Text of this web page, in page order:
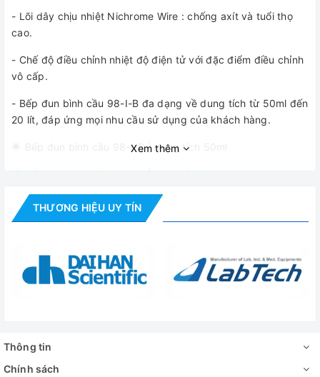
- Lõi dây chịu nhiệt Nichrome Wire : chống axít và tuổi thọ
cao.
- Chế độ điều chỉnh nhiệt độ điện tử với đặc điểm điều chỉnh
vô cấp.
- Bếp đun bình cầu 98-I-B đa dạng về dung tích từ 50ml đến
20 lít, đáp ứng mọi nhu cầu sử dụng của khách hàng.
🌟 Bếp đun bình cầu 98-I-B | dung tích 50ml
🌟 Bếp đun bình cầu 98-I-B | dung tích 250ml
🌟 Bếp đun bình cầu 98-I-B | dung tích 1000ml
🌟 Bếp đun bình cầu 98-I-B | dung tích 2000ml
🌟 Bếp đun bình cầu 98-I-B | dung tích 10000ml
Xem thêm
THƯƠNG HIỆU UY TÍN
Thông tin
Chính sách